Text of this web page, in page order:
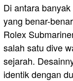
Di antara
yang benar-
Rolex
salah satu dive
sejarah.
identik dengan